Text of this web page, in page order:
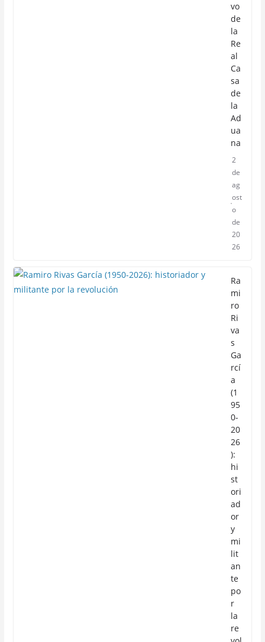
vo
de
la
Re
al
Ca
sa
de
la
Ad
ua
na
2
de
ag
ost
o
de
20
26
Ra
mi
ro
Ri
va
s
Ga
rcí
a
(1
95
0-
20
26
):
hi
st
ori
ad
or
y
mi
lit
an
te
po
r
la
re